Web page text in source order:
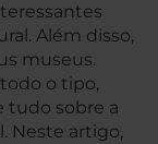
Além disso,
museus.
o tipo,
tudo sobre a
Neste artigo,